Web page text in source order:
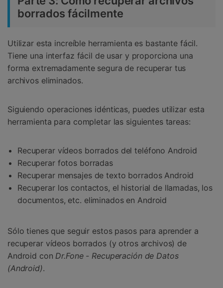
borrados fácilmente
Utilizar esta increíble herramienta es bastante fácil.
Tiene una interfaz fácil de usar y proporciona una
forma extremadamente segura de recuperar tus
archivos eliminados.
Siguiendo operaciones idénticas, puedes utilizar esta
herramienta para completar las siguientes tareas:
Recuperar vídeos borrados del teléfono Android
Recuperar fotos borradas
Recuperar mensajes de texto borrados Android
Recuperar los contactos, el historial de llamadas, los
documentos, etc. eliminados en Android
Sólo tienes que seguir estos pasos para aprender a
recuperar vídeos borrados (y otros archivos) de
Android con Dr.Fone - Recuperación de Datos
(Android).